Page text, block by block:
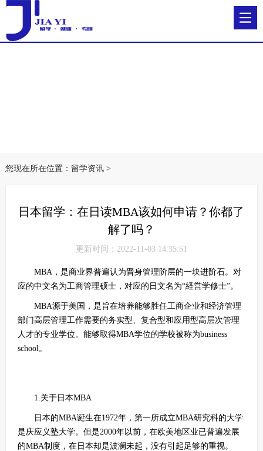
您现在所在位置： 留学资讯>
日本留学：在日读MBA该如何申请？你都了
解了吗？
更新时间：2022-11-03 14:35:51
MBA，是商业界普遍认为晋身管理阶层的一块进阶石。对
应的中文名为工商管理硕士，对应的日文名为“経営学修士”。
MBA源于美国，是旨在培养能够胜任工商企业和经济管理
部门高层管理工作需要的务实型、复合型和应用型高层次管理
人才的专业学位。能够取得MBA学位的学校被称为business
school。
1.关于日本MBA
日本的MBA诞生在1972年，第一所成立MBA研究科的大学
是庆应义塾大学。但是2000年以前，在欧美地区业已普遍发展
的MBA制度，在日本却是波澜未起，没有引起足够的重视。